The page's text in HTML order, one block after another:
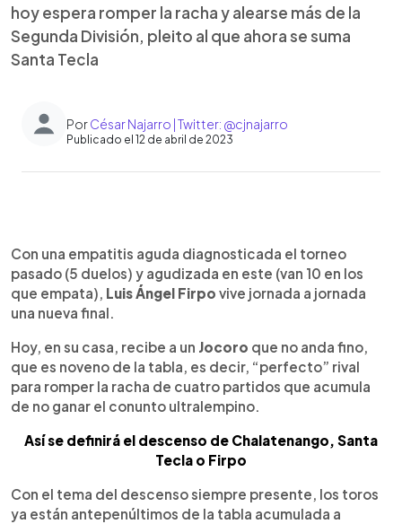
hoy espera romper la racha y alearse más de la
Segunda División, pleito al que ahora se suma
Santa Tecla
PorCésar Najarro | Twitter: @cjnajarro
Publicado el 12 de abril de 2023
Escuchar artículo
Con una empatitis aguda diagnosticada el torneo
pasado (5 duelos) y agudizada en este (van 10 en los
que empata), Luis Ángel Firpo vive jornada a jornada
una nueva final.
Hoy, en su casa, recibe a un Jocoro que no anda fino,
que es noveno de la tabla, es decir, “perfecto” rival
para romper la racha de cuatro partidos que acumula
de no ganar el conunto ultralempino.
Así se definirá el descenso de Chalatenango, Santa
Tecla o Firpo
Con el tema del descenso siempre presente, los toros
ya están antepenúltimos de la tabla acumulada a